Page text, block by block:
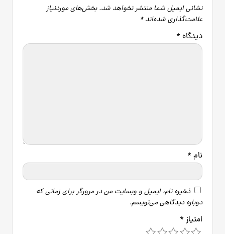
نشانی ایمیل شما منتشر نخواهد شد. بخش‌های موردنیاز
علامت‌گذاری شده‌اند*
دیدگاه *
نام *
ذخیره نام، ایمیل و وبسایت من در مرورگر برای زمانی که
دوباره دیدگاهی می‌نویسم.
امتیاز *